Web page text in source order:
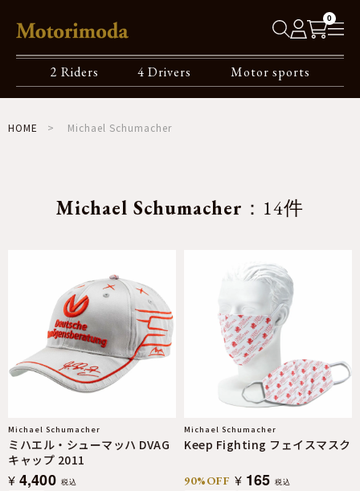
0
2 Riders 4 Drivers Motor sports
HOME Michael Schumacher
Michael Schumacher ：14件
Michael Schumacher
ミハエル・シューマッハ DVAG
キャップ 2011
¥ 4,400 税込
Michael Schumacher
Keep Fighting フェイスマスク
90%OFF ¥ 165 税込